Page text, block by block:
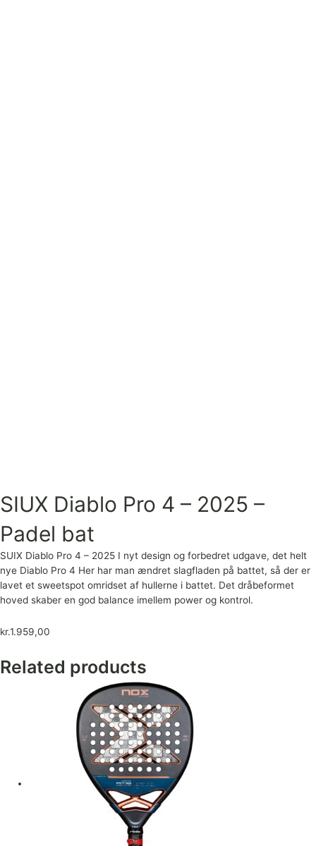
SIUX Diablo Pro 4 – 2025 –
Padel bat
SUIX Diablo Pro 4 – 2025 I nyt design og forbedret udgave, det helt
nye Diablo Pro 4 Her har man ændret slagfladen på battet, så der er
lavet et sweetspot omridset af hullerne i battet. Det dråbeformet
hoved skaber en god balance imellem power og kontrol.
kr.1.959,00
Related products